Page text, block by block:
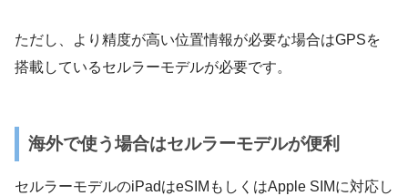
ただし、より精度が高い位置情報が必要な場合はGPSを
搭載しているセルラーモデルが必要です。
海外で使う場合はセルラーモデルが便利
セルラーモデルのiPadはeSIMもしくはApple SIMに対応し